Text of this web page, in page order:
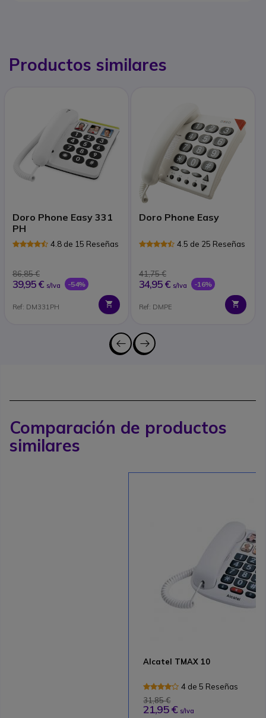
Productos similares
Doro Phone Easy 331
PH
4.8 de 15 Reseñas
86,85 €
39,95 € s/Iva -54%
Ref: DM331PH
Doro Phone Easy
4.5 de 25 Reseñas
41,75 €
34,95 € s/Iva -16%
Ref: DMPE
Comparación de productos
similares
Alcatel TMAX 10
4 de 5 Reseñas
31,85 €
21,95 € s/Iva